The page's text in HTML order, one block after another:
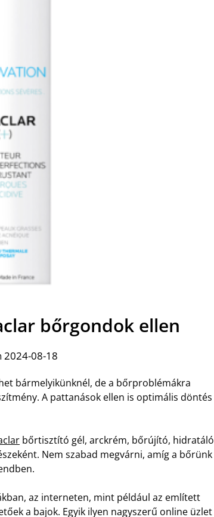
bőrgondok ellen
2024-08-18
bármelyikünknél, de a bőrproblémákra
A pattanások ellen is optimális döntés
bőrtisztító gél, arckrém, bőrújító, hidratáló
Nem szabad megvárni, amíg a bőrünk
az interneten, mint például az említett
a bajok. Egyik ilyen nagyszerű online üzlet